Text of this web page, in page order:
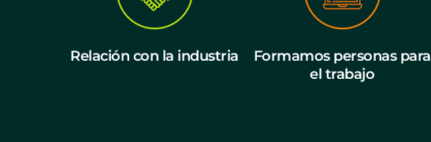
Relación con la industria
Formamos personas para
el trabajo